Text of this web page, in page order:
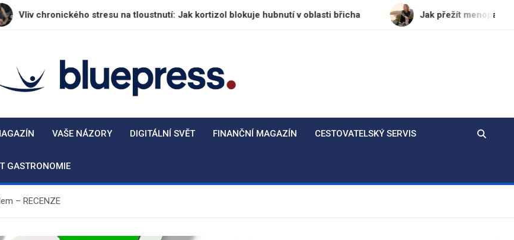
stresu na tloustnutí: Jak kortizol blokuje hubnutí v oblasti břicha Jak přežít menopauzu v kondici:
VAŠE NÁZORY DIGITÁLNÍ SVĚT FINANČNÍ MAGAZÍN CESTOVATELSKÝ SERVIS
GASTRONOMIE
– RECENZE